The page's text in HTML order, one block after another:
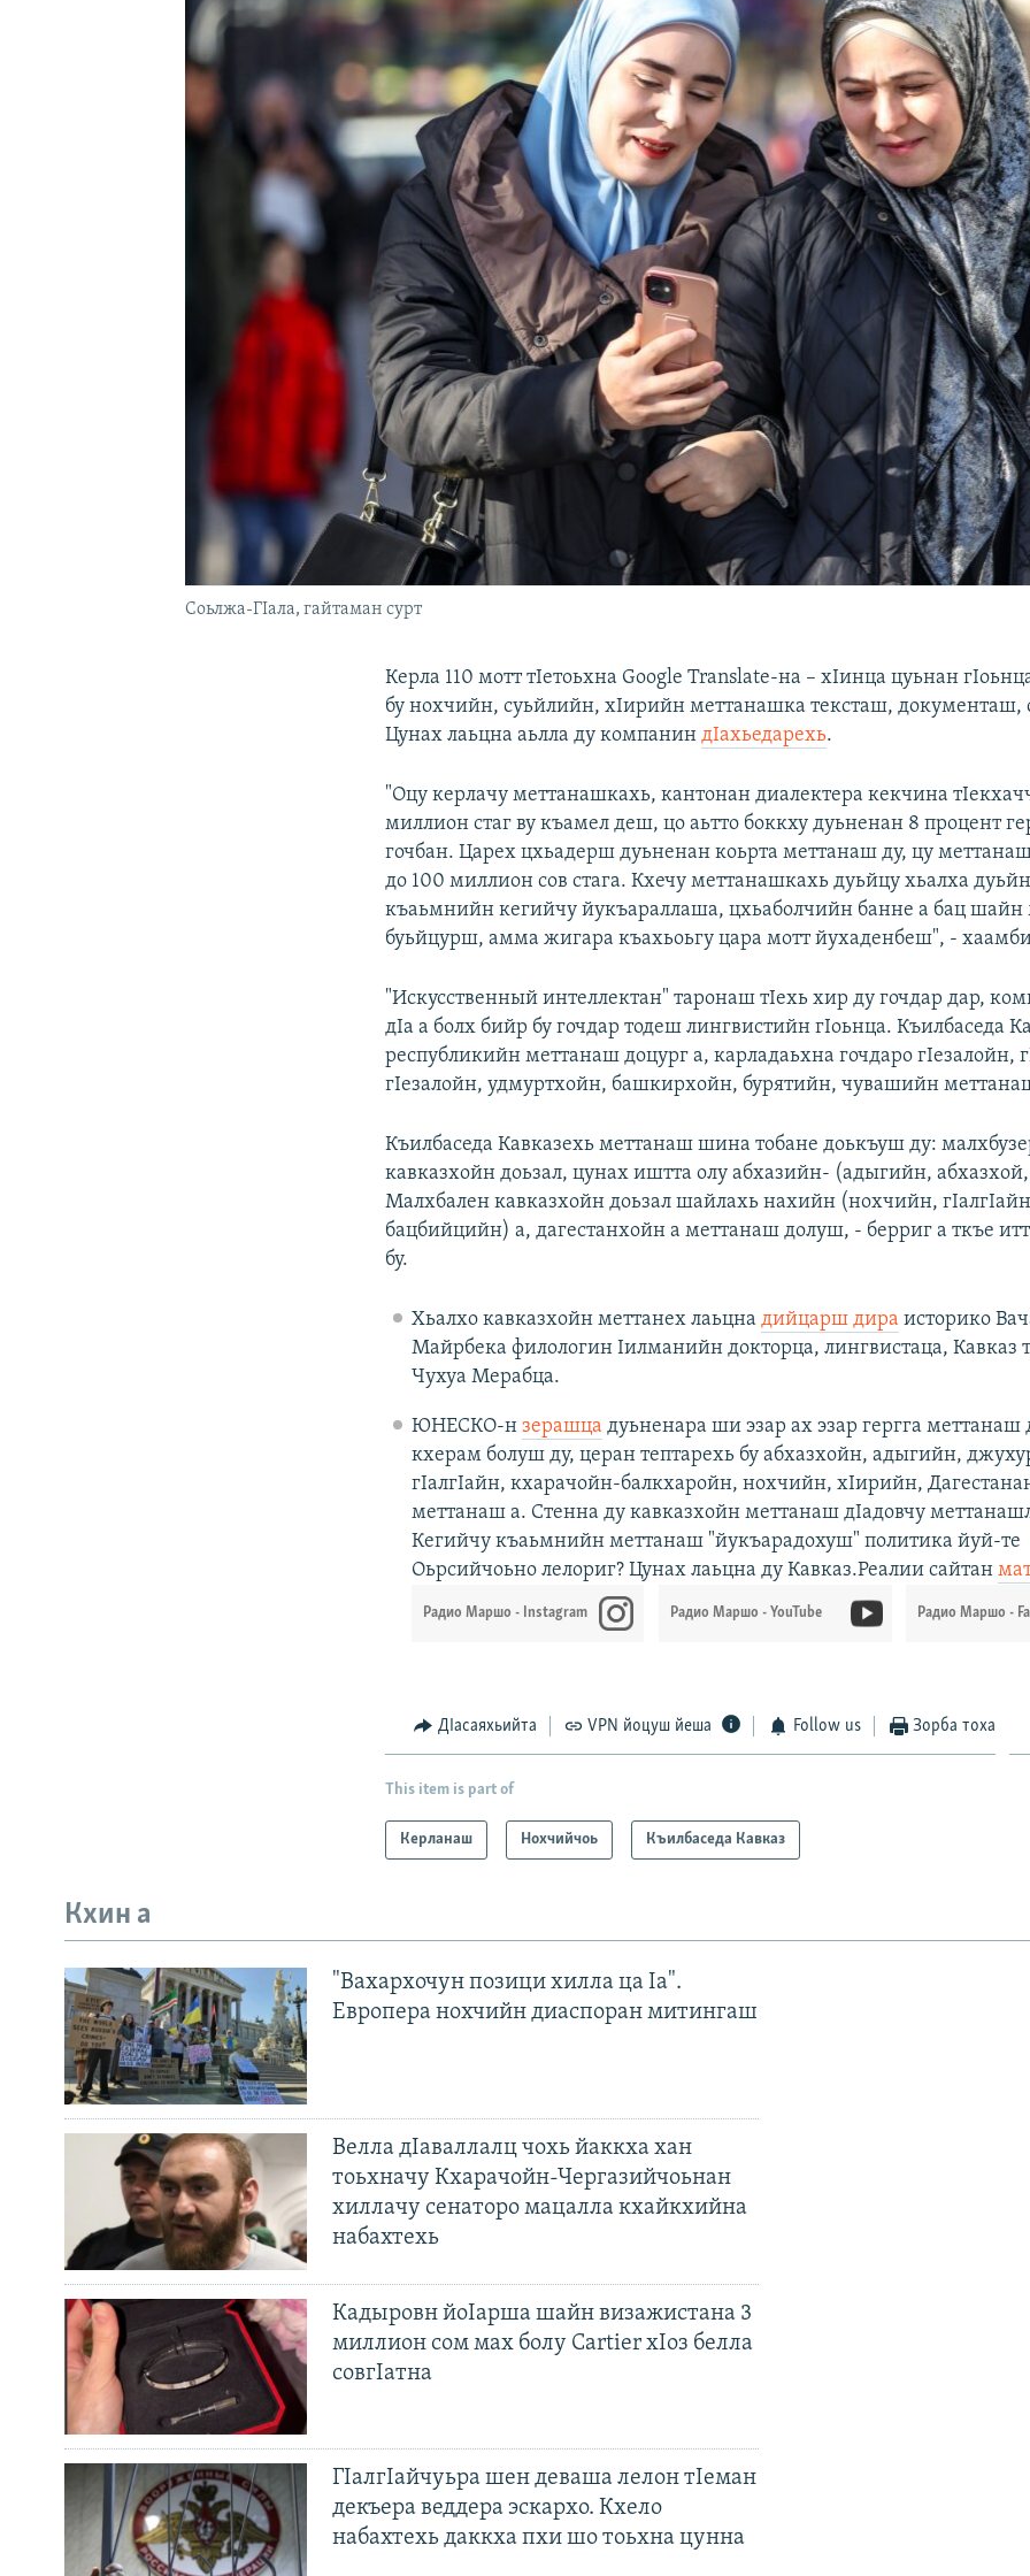
Соьлжа-ГIала, гайтаман сурт
Керла 110 мотт тIетоьхна Google Translate-на – хIинца цуьнан
бу нохчийн, суьйлийн, хIирийн меттанашка тексташ, документаш,
Цунах лаьцна аьлла ду компаниндIахьедарехь.
"Оцу керлачу меттанашкахь, кантонан диалектера кекчина
миллион стаг ву къамел деш, цо аьтто боккху дуьненан 8 процент
гочбан. Царех цхьадерш дуьненан коьрта меттанаш ду, цу
до 100 миллион сов стага. Кхечу меттанашкахь дуьйцу хьалха
къаьмнийн кегийчу йукъараллаша, цхьаболчийн банне а бац шайн
буьйцурш, амма жигара къахьоьгу цара мотт йухаденбеш", -
"Искусственный интеллектан" таронаш тIехь хир ду гочдар дар,
дIа а болх бийр бу гочдар тодеш лингвистийн гIоьнца. Къилбаседа
республикийн меттанаш доцург а, карладаьхна гочдаро гIезалойн,
гIезалойн, удмуртхойн, башкирхойн, бурятийн, чувашийн
Къилбаседа Кавказехь меттанаш шина тобане доькъуш ду:
кавказхойн доьзал, цунах иштта олу абхазийн- (адыгийн,
Малхбален кавказхойн доьзал шайлахь нахийн (нохчийн,
бацбийцийн) а, дагестанхойн а меттанаш долуш, - берриг а ткъе итт
бу.
Хьалхо кавказхойн меттанех лаьцна дийцарш дира историко
Майрбека филологин Iилманийн докторца, лингвистаца, Кавказ
Чухуа Мерабца.
ЮНЕСКО-н зерашца дуьненара ши эзар ах эзар гергга меттанаш
кхерам болуш ду, церан тептарехь бу абхазхойн, адыгийн,
гIалгIайн, кхарачойн-балкхаройн, нохчийн, хIирийн,
меттанаш а. Стенна ду кавказхойн меттанаш дIадовчу
Кегийчу къаьмнийн меттанаш "йукъарадохуш" политика йуй-те
Оьрсийчоьно лелориг? Цунах лаьцна ду Кавказ.Реалии сайтан
Радио Маршо - Instagram Радио Маршо - YouTube Радио Маршо -
ДIасаяхьийта VPN йоцуш йеша Follow us Зорба тоха
This item is part of
Керланаш Нохчийчоь Къилбаседа Кавказ
Кхин а
"Вахархочун позици хилла ца Iа".
Европера нохчийн диаспоран митингаш
Велла дIаваллалц чохь йаккха хан
тоьхначу Кхарачойн-Чергазийчоьнан
хиллачу сенаторо мацалла кхайкхийна
набахтехь
Кадыровн йоIарша шайн визажистана 3
миллион сом мах болу Cartier хIоз белла
совгIатна
ГIалгIайчуьра шен деваша лелон тIеман
декъера веддера эскархо. Кхело
набахтехь даккха пхи шо тоьхна цунна